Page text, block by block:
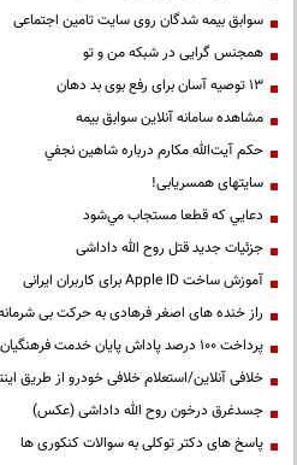
سوابق بیمه شدگان روی سایت تامین اجتماعی
همجنس گرایی در شبکه من و تو
13 توصیه آسان برای رفع بوی بد دهان
مشاهده سامانه آنلاين سوابق بیمه
حكم آيت‌الله مكارم درباره شاهين نجفي
سایتهای همسریابی!
دعايي كه قطعا مستجاب مي‌شود
جزئیات جدید قتل روح الله داداشی
آموزش ساخت Apple ID برای کاربران ایرانی
راز خنده های اصغر فرهادی به حرکت بی
پرداخت ۱۰۰ درصد پاداش پایان خدمت فرهنگیان
خلافی آنلاین/استعلام خلافی خودرو از طریق
جسدغرق درخون روح الله داداشی (عکس)
پاسخ های دکتر توکلی به سوالات کنکوری ها